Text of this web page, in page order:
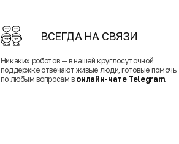
ВСЕГДА НА СВЯЗИ
Никаких роботов — в нашей круглосуточной
поддержке отвечают живые люди, готовые помочь
по любым вопросам в онлайн-чате Telegram.